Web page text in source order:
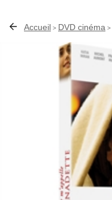
Accueil > DVD cinéma >